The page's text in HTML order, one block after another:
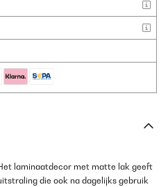
laminaatdecor met matte lak geeft
die ook na dagelijks gebruik